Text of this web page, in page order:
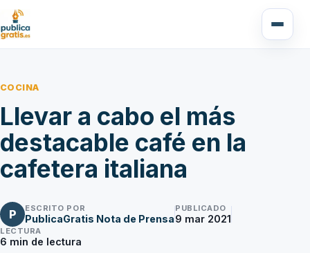
COCINA
Llevar a cabo el más
destacable café en la
cafetera italiana
P ESCRITO POR
PublicaGratis Nota de Prensa
PUBLICADO
9 mar 2021
LECTURA
6 min de lectura